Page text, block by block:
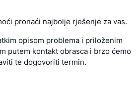
pronaći najbolje rješenje za vas.
opisom problema i priloženim
putem kontakt obrasca i brzo ćemo
te dogovoriti termin.